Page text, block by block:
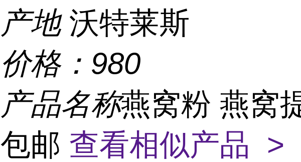
产地 沃特莱斯
价格： 980
产品名称燕窝粉 燕窝
包邮 查看相似产品 >